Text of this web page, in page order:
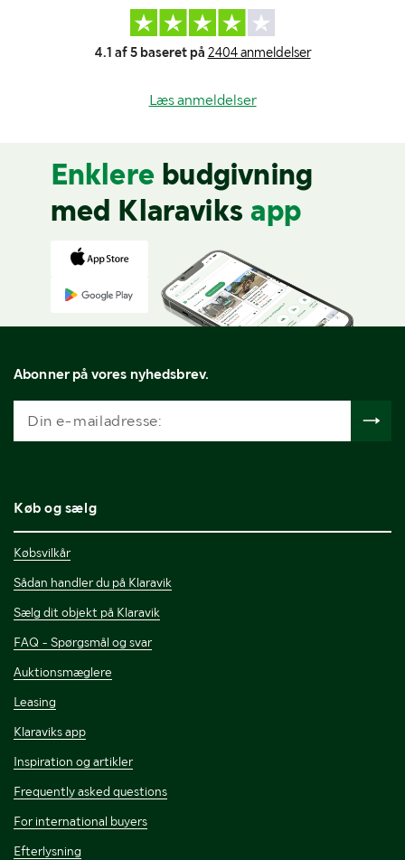
4.1 af 5 baseret på 2404 anmeldelser
Læs anmeldelser
Enklere budgivning
med Klaraviks app
Abonner på vores nyhedsbrev.
Køb og sælg
Købsvilkår
Sådan handler du på Klaravik
Sælg dit objekt på Klaravik
FAQ - Spørgsmål og svar
Auktionsmæglere
Leasing
Klaraviks app
Inspiration og artikler
Frequently asked questions
For international buyers
Efterlysning